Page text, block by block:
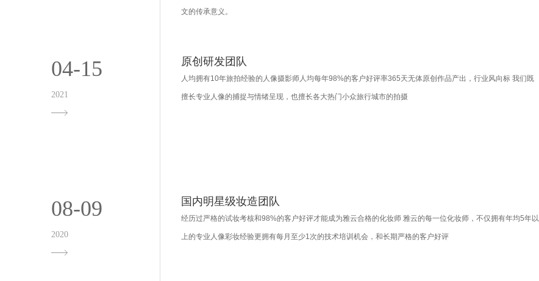
文的传承意义。
04-15
2021
原创研发团队
人均拥有10年旅拍经验的人像摄影师人均每年98%的客户好评率365天无体原创作品产出，行业风向标 我们既
擅长专业人像的捕捉与情绪呈现，也擅长各大热门小众旅行城市的拍摄
08-09
2020
国内明星级妆造团队
经历过严格的试妆考核和98%的客户好评才能成为雅云合格的化妆师 雅云的每一位化妆师，不仅拥有年均5年以
上的专业人像彩妆经验更拥有每月至少1次的技术培训机会，和长期严格的客户好评